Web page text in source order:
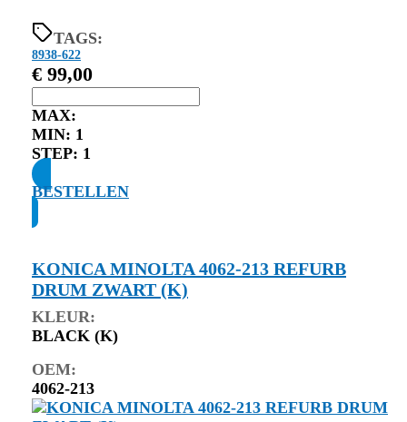
TAGS:
8938-622
€ 99,00
MAX:
MIN: 1
STEP: 1
BESTELLEN
KONICA MINOLTA 4062-213 REFURB
DRUM ZWART (K)
KLEUR:
BLACK (K)
OEM:
4062-213